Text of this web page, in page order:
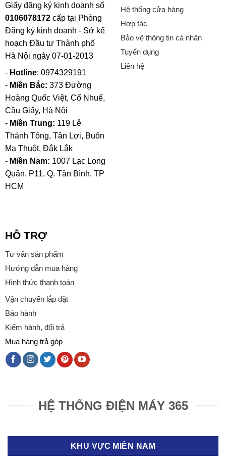
Giấy đăng ký kinh doanh số
0106078172cấp tại Phòng
Đăng ký kinh doanh - Sở kế
hoạch Đầu tư Thành phố
Hà Nội ngày 07-01-2013
- Hotline: 0974329191
- Miền Bắc: 373 Đường
Hoàng Quốc Việt, Cổ Nhuế,
Cầu Giấy, Hà Nội
- Miền Trung: 119 Lê
Thánh Tông, Tân Lợi, Buôn
Ma Thuột, Đắk Lắk
- Miền Nam: 1007 Lạc Long
Quân, P11, Q. Tân Bình, TP
HCM
Hệ thống cửa hàng
Hợp tác
Bảo vệ thông tin cá nhân
Tuyển dụng
Liên hệ
HỖ TRỢ
Tư vấn sản phẩm
Hướng dẫn mua hàng
Hình thức thanh toán
Vận chuyển lắp đặt
Bảo hành
Kiểm hành, đổi trả
Mua hàng trả góp
HỆ THỐNG ĐIỆN MÁY 365
KHU VỰC MIỀN NAM